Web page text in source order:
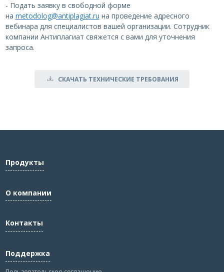
- Подать заявку в свободной форме
на metodolog@antiplagiat.ru на проведение адресного
вебинара для специалистов вашей организации. Сотрудник
компании Антиплагиат свяжется с вами для уточнения
запроса.
СКАЧАТЬ ТЕХНИЧЕСКИЕ ТРЕБОВАНИЯ
Продукты
О компании
Контакты
Поддержка